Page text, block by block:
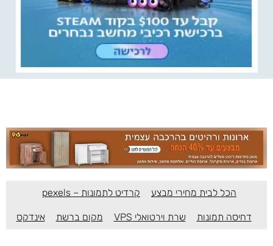
הכל לבית מחירי מבצע קרדיט לתמונות – pexels
דחיסה תמונות שרת וירטואלי VPS מקום ברשת אינדקס